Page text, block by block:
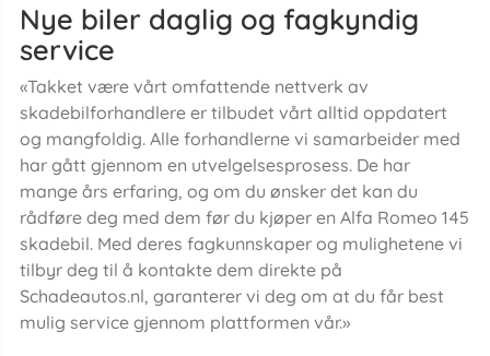
Nye biler daglig og fagkyndig
service
«Takket være vårt omfattende nettverk av
skadebilforhandlere er tilbudet vårt alltid oppdatert
og mangfoldig. Alle forhandlerne vi samarbeider med
har gått gjennom en utvelgelsesprosess. De har
mange års erfaring, og om du ønsker det kan du
rådføre deg med dem før du kjøper en Alfa Romeo 145
skadebil. Med deres fagkunnskaper og mulighetene vi
tilbyr deg til å kontakte dem direkte på
Schadeautos.nl, garanterer vi deg om at du får best
mulig service gjennom plattformen vår.»